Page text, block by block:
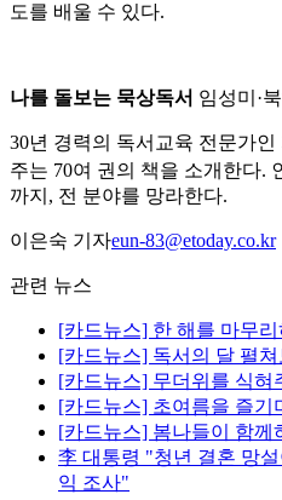
도를 배울 수 있다.
나를 돌보는 묵상독서 임성미·
30년 경력의 독서교육 전문가
주는 70여 권의 책을 소개한다.
까지, 전 분야를 망라한다.
이은숙 기자eun-83@etoday.co.kr
관련 뉴스
[카드뉴스] 한 해를 마무
[카드뉴스] 독서의 달 펼쳐
[카드뉴스] 무더위를 식혀
[카드뉴스] 초여름을 즐기
[카드뉴스] 봄나들이 함께
李 대통령 "청년 결혼 망
익 조사"